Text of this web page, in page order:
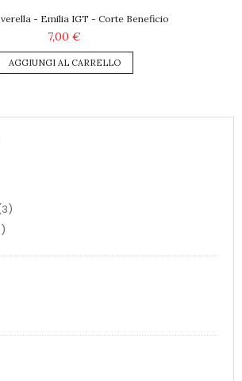
- Emilia IGT - Corte Beneficio
7,00 €
AGGIUNGI AL CARRELLO